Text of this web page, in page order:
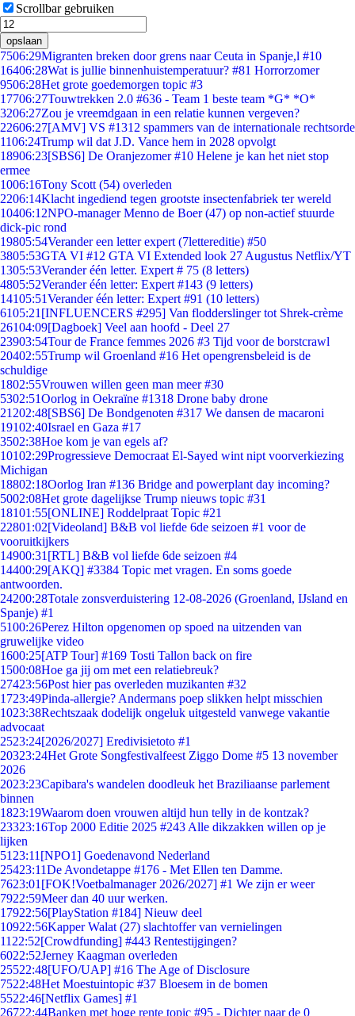
Scrollbar gebruiken
opslaan
7506:29Migranten breken door grens naar Ceuta in Spanje,l #10
16406:28Wat is jullie binnenhuistemperatuur? #81 Horrorzomer
9506:28Het grote goedemorgen topic #3
17706:27Touwtrekken 2.0 #636 - Team 1 beste team *G* *O*
3206:27Zou je vreemdgaan in een relatie kunnen vergeven?
22606:27[AMV] VS #1312 spammers van de internationale rechtsorde
1106:24Trump wil dat J.D. Vance hem in 2028 opvolgt
18906:23[SBS6] De Oranjezomer #10 Helene je kan het niet stop
ermee
1006:16Tony Scott (54) overleden
2206:14Klacht ingediend tegen grootste insectenfabriek ter wereld
10406:12NPO-manager Menno de Boer (47) op non-actief stuurde
dick-pic rond
19805:54Verander een letter expert (7lettereditie) #50
3805:53GTA VI #12 GTA VI Extended look 27 Augustus Netflix/YT
1305:53Verander één letter. Expert # 75 (8 letters)
4805:52Verander één letter: Expert #143 (9 letters)
14105:51Verander één letter: Expert #91 (10 letters)
6105:21 [INFLUENCERS #295] Van flodderslinger tot Shrek-crème
26104:09[Dagboek] Veel aan hoofd - Deel 27
23903:54Tour de France femmes 2026 #3 Tijd voor de borstcrawl
20402:55Trump wil Groenland #16 Het opengrensbeleid is de
schuldige
1802:55Vrouwen willen geen man meer #30
5302:51Oorlog in Oekraïne #1318 Drone baby drone
21202:48[SBS6] De Bondgenoten #317 We dansen de macaroni
19102:40Israel en Gaza #17
3502:38Hoe kom je van egels af?
10102:29Progressieve Democraat El-Sayed wint nipt voorverkiezing
Michigan
18802:18Oorlog Iran #136 Bridge and powerplant day incoming?
5002:08Het grote dagelijkse Trump nieuws topic #31
18101:55[ONLINE] Roddelpraat Topic #21
22801:02[Videoland] B&B vol liefde 6de seizoen #1 voor de
vooruitkijkers
14900:31 [RTL] B&B vol liefde 6de seizoen #4
14400:29[AKQ] #3384 Topic met vragen. En soms goede
antwoorden.
24200:28Totale zonsverduistering 12-08-2026 (Groenland, IJsland en
Spanje) #1
5100:26Perez Hilton opgenomen op spoed na uitzenden van
gruwelijke video
1600:25[ATP Tour] #169 Tosti Tallon back on fire
1500:08Hoe ga jij om met een relatiebreuk?
27423:56Post hier pas overleden muzikanten #32
1723:49Pinda-allergie? Andermans poep slikken helpt misschien
1023:38Rechtszaak dodelijk ongeluk uitgesteld vanwege vakantie
advocaat
2523:24[2026/2027] Eredivisietoto #1
20323:24Het Grote Songfestivalfeest Ziggo Dome #5 13 november
2026
2023:23Capibara's wandelen doodleuk het Braziliaanse parlement
binnen
1823:19Waarom doen vrouwen altijd hun telly in de kontzak?
23323:16Top 2000 Editie 2025 #243 Alle dikzakken willen op je
lijken
51 23:11 [NPO1] Goedenavond Nederland
25423:11De Avondetappe #176 - Met Ellen ten Damme.
7623:01 [FOK!Voetbalmanager 2026/2027] #1 We zijn er weer
7922:59Meer dan 40 uur werken.
17922:56[PlayStation #184] Nieuw deel
10922:56Kapper Walat (27) slachtoffer van vernielingen
11 22:52[Crowdfunding] #443 Rentestijgingen?
6022:52Jerney Kaagman overleden
25522:48[UFO/UAP] #16 The Age of Disclosure
7522:48Het Moestuintopic #37 Bloesem in de bomen
5522:46[Netflix Games] #1
26722:44Banken met hoge rente topic #95 - Dichter naar de 0